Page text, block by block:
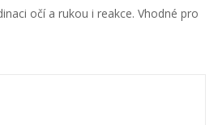
očí a rukou i reakce. Vhodné pro